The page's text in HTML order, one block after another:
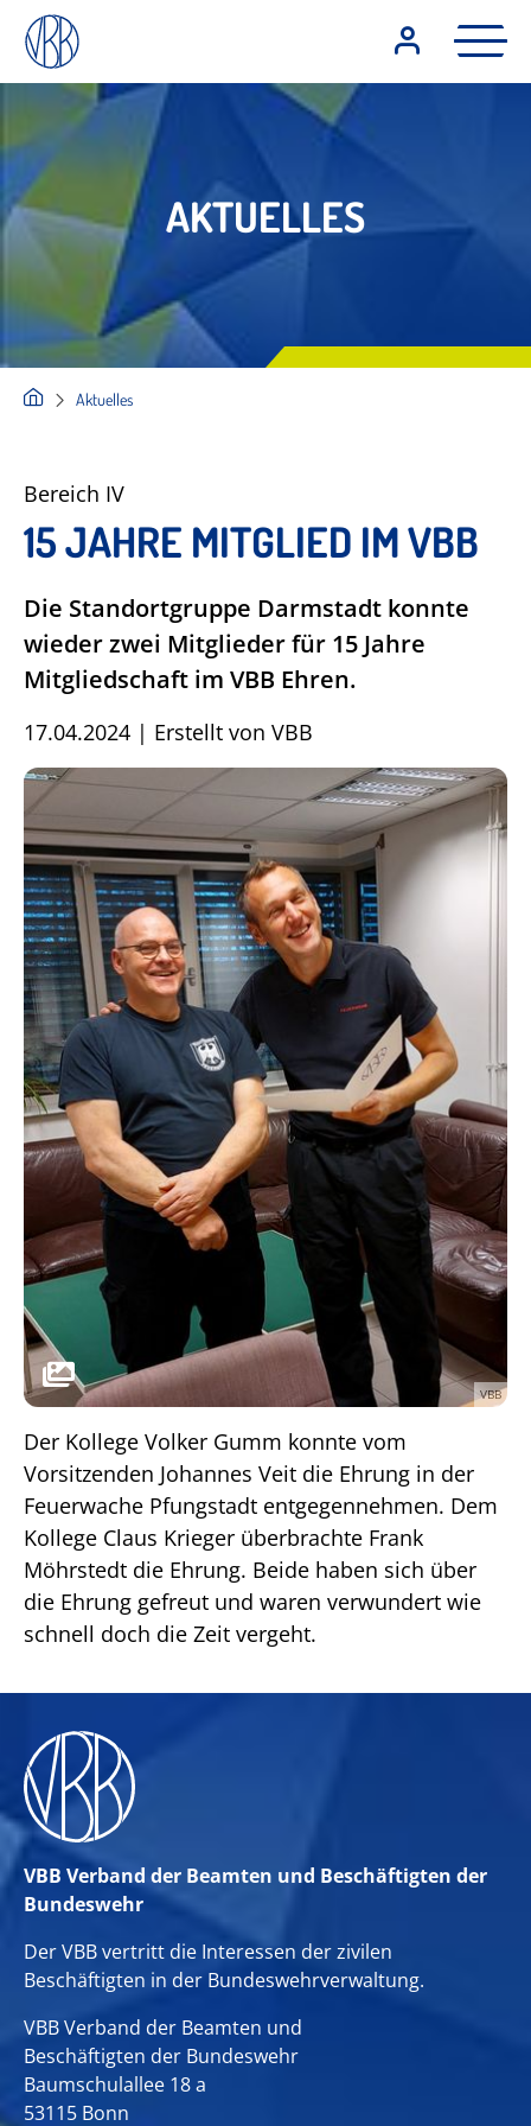
AKTUELLES
Aktuelles
Bereich IV
15 JAHRE MITGLIED IM VBB
Die Standortgruppe Darmstadt konnte
wieder zwei Mitglieder für 15 Jahre
Mitgliedschaft im VBB Ehren.
17.04.2024 | Erstellt von VBB
VBB
Der Kollege Volker Gumm konnte vom
Vorsitzenden Johannes Veit die Ehrung in der
Feuerwache Pfungstadt entgegennehmen. Dem
Kollege Claus Krieger überbrachte Frank
Möhrstedt die Ehrung. Beide haben sich über
die Ehrung gefreut und waren verwundert wie
schnell doch die Zeit vergeht.
VBB Verband der Beamten und Beschäftigten der
Bundeswehr
Der VBB vertritt die Interessen der zivilen
Beschäftigten in der Bundeswehrverwaltung.
VBB Verband der Beamten und
Beschäftigten der Bundeswehr
Baumschulallee 18 a
53115 Bonn